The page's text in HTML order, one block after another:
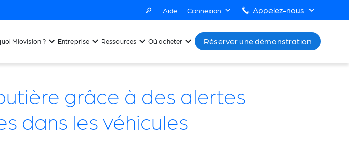
Aide Connexion Appelez-nous
Miovision ? Entreprise Ressources Où acheter Réserver une démonstration
grâce à des alertes
dans les véhicules